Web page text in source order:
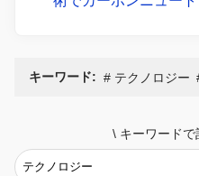
キーワード: テクノロジー
\ キーワードで